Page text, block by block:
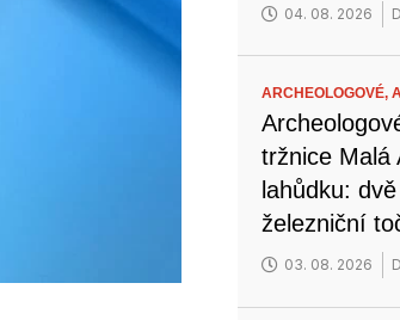
04. 08. 2026
ARCHEOLOGOVÉ,
tržnice Malá
lahůdku:
železniční
03. 08. 2026